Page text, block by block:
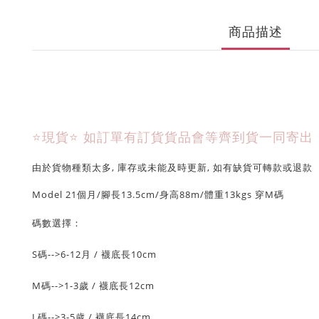
商品描述
⭐現貨⭐ 如訂單有訂貨貨品會等齊到貨一同寄出
由於貨物種類太多, 庫存或未能及時更新, 如有缺貨可轉款或退款
Model 21個月/腳長13.5cm/身高88m/體重13kgs 穿M碼
碼數選擇：
S碼-->6-12月 / 襪底長10cm
M碼-->1-3歲 / 襪底長12cm